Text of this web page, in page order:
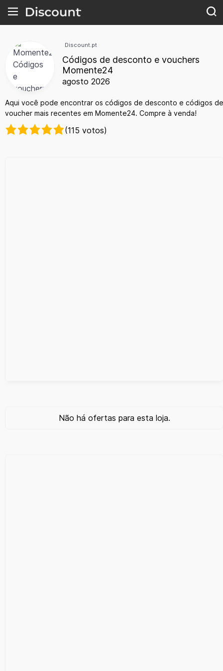
Discount.pt
Códigos de desconto e vouchers
Momente24
agosto 2026
Aqui você pode encontrar os códigos de desconto e códigos de
voucher mais recentes em Momente24. Compre à venda!
(115 votos)
Não há ofertas para esta loja.